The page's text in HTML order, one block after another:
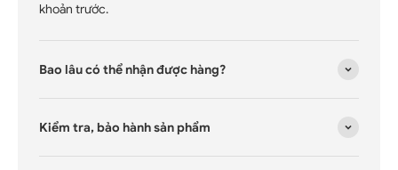
khoản trước.
Bao lâu có thể nhận được hàng?
Kiểm tra, bảo hành sản phẩm